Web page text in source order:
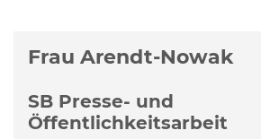
Weitere
Frau Arendt-Nowak
SB Presse- und
Öffentlichkeitsarbeit